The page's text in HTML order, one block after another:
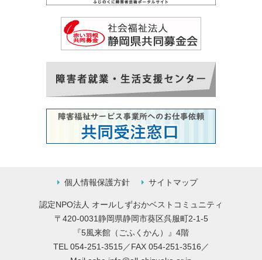
個人情報保護方針 サイトマップ
認定NPO法人 オールしずおかベストコミュニティ
〒420-0031静岡県静岡市葵区呉服町2-1-5
『5風来館（ごふくかん）』4階
TEL 054-251-3515／FAX 054-251-3516／